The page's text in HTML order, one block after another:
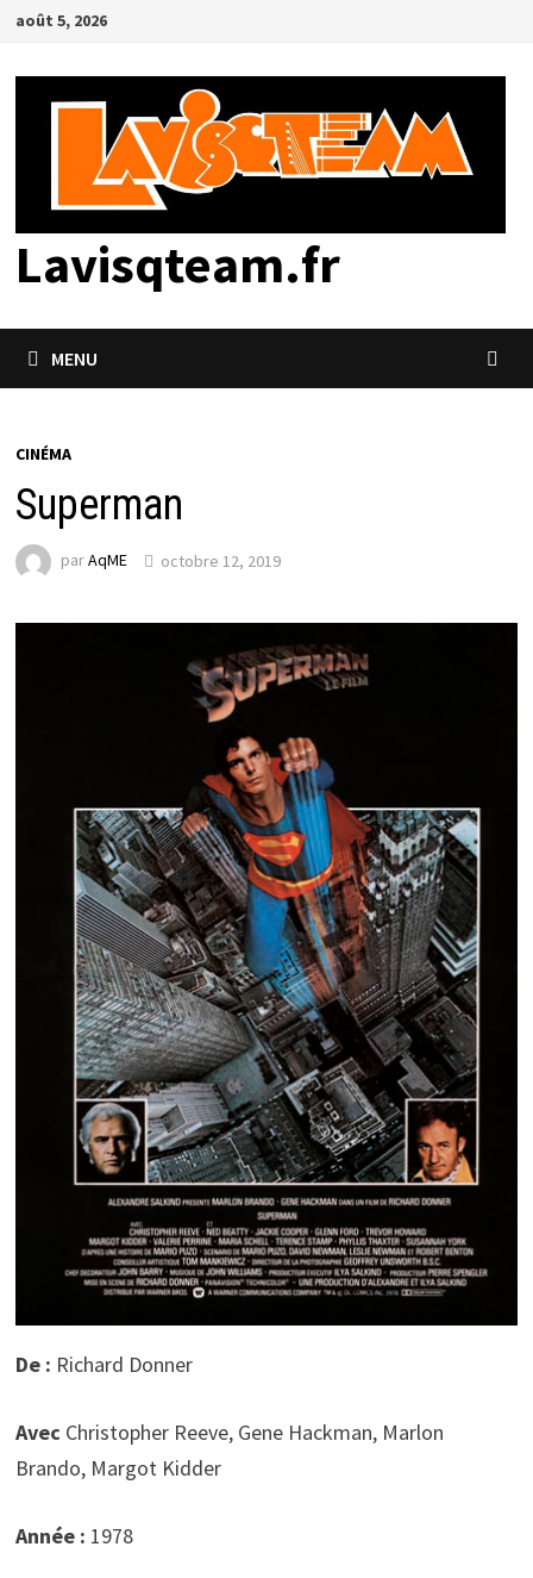
Passer
contenu
août 5, 2026
Lavisqteam.fr
MENU
CINÉMA
Superman
parAqME octobre 12, 2019
De : Richard Donner
Avec Christopher Reeve, Gene Hackman, Marlon
Brando, Margot Kidder
Année : 1978